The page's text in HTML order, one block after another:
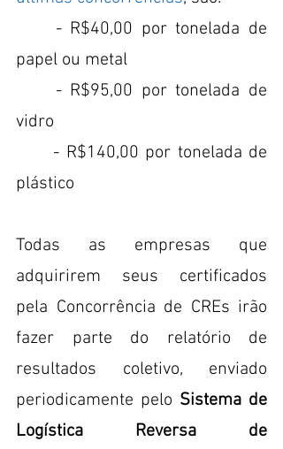
papel ou metal
vidro
plástico
Todas as empresas que
adquirirem seus certificados
pela Concorrência de CREs irão
fazer parte do relatório de
resultados coletivo, enviado
periodicamente pelo Sistema de
Logística Reversa de